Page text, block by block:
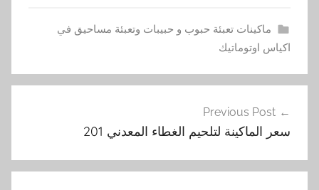
ماكينات تعبئة حبوب و حبيبات وتعبئة مساحيق في
اكياس اوتوماتيك
9
,
ا
المقالات
Previous Post
سعر الماكينة لتلحيم الغطاء المعدني 201